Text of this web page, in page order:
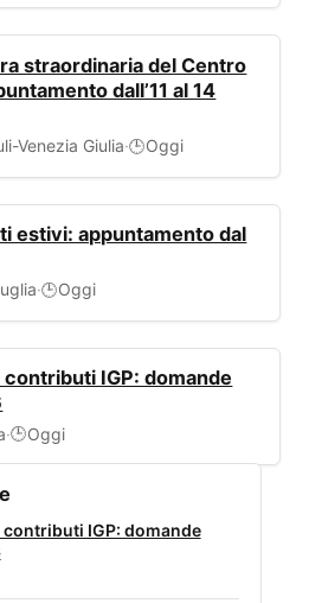
straordinaria del Centro
dall’11 al 14
Venezia Giulia·🕒Oggi
estivi: appuntamento dal
·🕒Oggi
IGP: domande
·🕒Oggi
IGP: domande